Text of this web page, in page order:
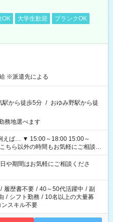
OK 大学生歓迎
ブランクOK
※派遣先による
駅から徒歩5分 / おゆみ野駅から徒
務地選べます
期間はお気軽にご相談くださ
/ 履歴書不要 / 40～50代活躍中 / 副
/ シフト勤務 / 10名以上の大量募
ンスキル不要